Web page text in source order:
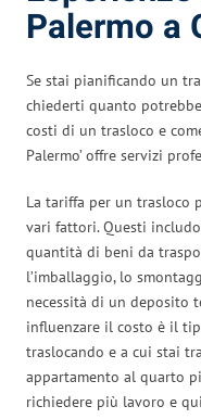
Palermo a
Se stai pianificando un
chiederti quanto
costi di un trasloco e
Palermo’ offre servizi
La tariffa per un trasloco
vari fattori. Questi
quantità di beni da
l’imballaggio, lo
necessità di un deposito
influenzare il costo è il
traslocando e a cui stai
appartamento al quarto
richiedere più lavoro e